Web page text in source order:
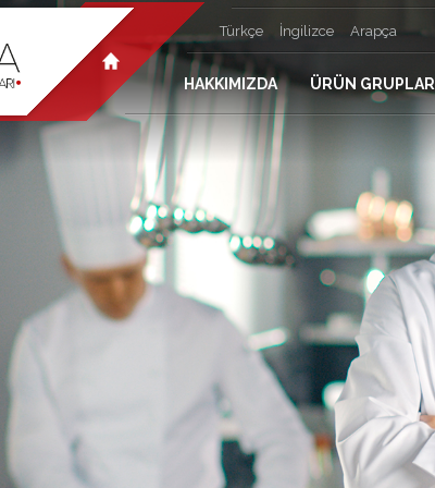
Türkçe İngilizce Arapça
HAKKIMIZDA ÜRÜN GRUPLARI